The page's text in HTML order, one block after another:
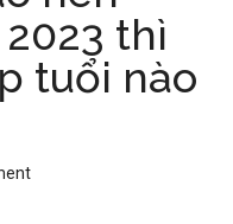
thì
tuổi nào